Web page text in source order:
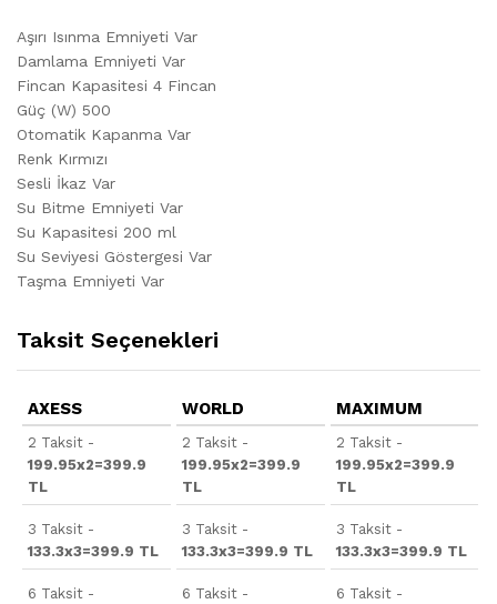
Aşırı Isınma Emniyeti Var
Damlama Emniyeti Var
Fincan Kapasitesi 4 Fincan
Güç (W) 500
Otomatik Kapanma Var
Renk Kırmızı
Sesli İkaz Var
Su Bitme Emniyeti Var
Su Kapasitesi 200 ml
Su Seviyesi Göstergesi Var
Taşma Emniyeti Var
Taksit Seçenekleri
AXESS
2 Taksit -
199.95x2=399.9
TL
3 Taksit -
133.3x3=399.9 TL
6 Taksit -
WORLD
2 Taksit -
199.95x2=399.9
TL
3 Taksit -
133.3x3=399.9 TL
6 Taksit -
MAXIMUM
2 Taksit -
199.95x2=399.9
TL
3 Taksit -
133.3x3=399.9 TL
6 Taksit -